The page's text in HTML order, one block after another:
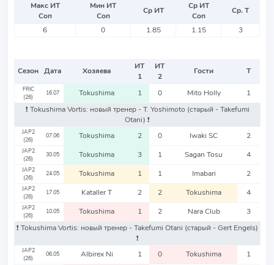
Макс ИТ
Соп
Мин ИТ
Соп
Ср ИТ
Ср ИТ
Соп
Ср. Т
6
0 1.85 1.15 3
Сезон Дата Хозяева
ИТ
1
ИТ
2
Гости Т
FRIC
(26)
16.07 Tokushima 1 0 Mito Holly
1
❗️ Tokushima Vortis: новый тренер - T. Yoshimoto (старый - Takefumi
Otani) ❗️
JAP2
(26)
07.06 Tokushima 2 0 Iwaki SC 2
JAP2
(26)
30.05 Tokushima 3 1 Sagan Tosu 4
JAP2
(26)
24.05 Tokushima 1 1 Imabari 2
JAP2
(26)
17.05 Kataller T 2 2 Tokushima 4
JAP2
(26)
10.05 Tokushima 1 2 Nara Club
3
❗️ Tokushima Vortis: новый тренер - Takefumi Otani (старый - Gert Engels)
❗️
JAP2
(26)
06.05 Albirex Ni 1 0 Tokushima 1